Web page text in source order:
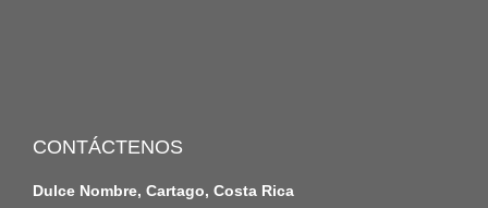
CONTÁCTENOS
Dulce Nombre, Cartago, Costa Rica